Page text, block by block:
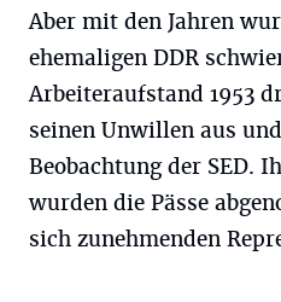
Aber mit den Jahren
ehemaligen DDR
Arbeiteraufstand 1953
seinen Unwillen aus
Beobachtung der SED.
wurden die Pässe
sich zunehmenden